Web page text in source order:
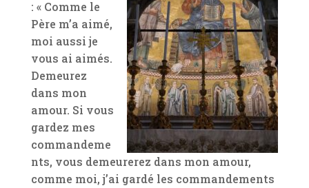
: « Comme le
Père m’a aimé,
moi aussi je
vous ai aimés.
Demeurez
dans mon
amour. Si vous
gardez mes
commandeme
nts, vous demeurerez dans mon amour,
comme moi, j’ai gardé les commandements